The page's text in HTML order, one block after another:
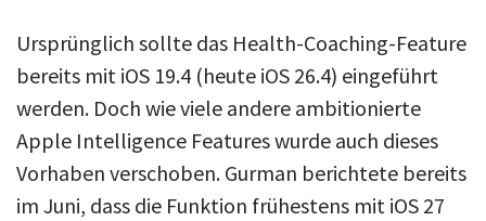
Ursprünglich sollte das Health-Coaching-Feature
bereits mit iOS 19.4 (heute iOS 26.4) eingeführt
werden. Doch wie viele andere ambitionierte
Apple Intelligence Features wurde auch dieses
Vorhaben verschoben. Gurman berichtete bereits
im Juni, dass die Funktion frühestens mit iOS 27